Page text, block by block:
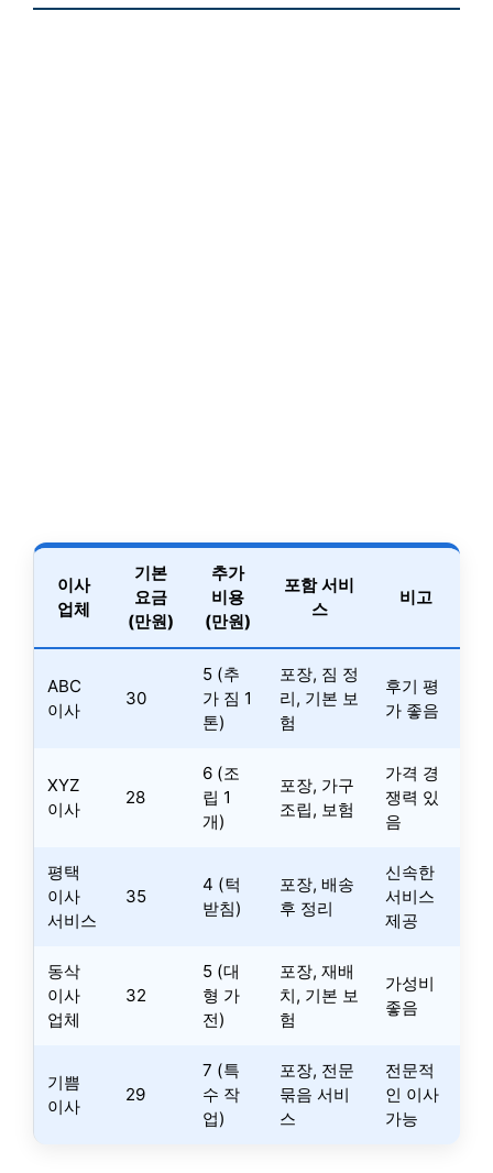
이사
업체
기본
요금
(만원)
추가
비용
(만원)
포함 서비
스
비고
ABC
이사
30
5 (추
가 짐 1
톤)
포장, 짐 정
리, 기본 보
험
후기 평
가 좋음
XYZ
이사
28
6 (조
립 1
개)
포장, 가구
조립, 보험
가격 경
쟁력 있
음
평택
이사
서비스
35
4 (턱
받침)
포장, 배송
후 정리
신속한
서비스
제공
동삭
이사
업체
32
5 (대
형 가
전)
포장, 재배
치, 기본 보
험
가성비
좋음
기쁨
이사
29
7 (특
수 작
업)
포장, 전문
묶음 서비
스
전문적
인 이사
가능